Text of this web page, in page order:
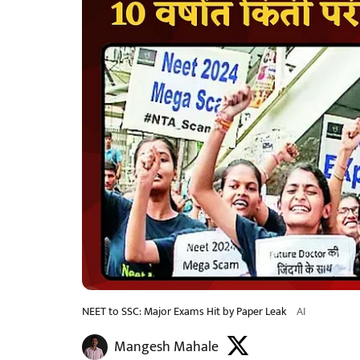
NEET to SSC: Major Exams Hit by Paper Leak AI
Mangesh Mahale